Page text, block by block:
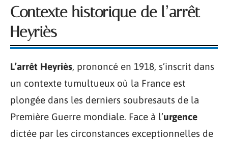
Contexte historique de l’arrêt
Heyriès
L’arrêt Heyriès, prononcé en 1918, s’inscrit dans
un contexte tumultueux où la France est
plongée dans les derniers soubresauts de la
Première Guerre mondiale. Face à l’urgence
dictée par les circonstances exceptionnelles de